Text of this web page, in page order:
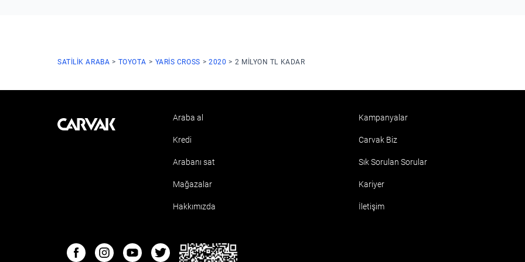
SATILIK ARABA TOYOTA YARIS CROSS 2020 2 MILYON TL KADAR
Kavak Araba al
Kredi
Arabanı sat
Mağazalar
Hakkımızda
Kampanyalar
Carvak Biz
Sık Sorulan Sorular
Kariyer
İletişim
FacebookInstagramYoutubeTwitter
ETBIS